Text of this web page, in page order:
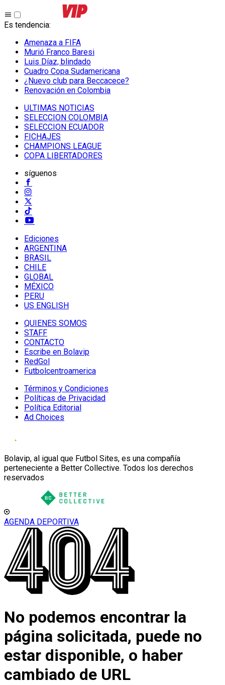
Es tendencia:
Amenaza a FIFA
Murió Franco Baresi
Luis Díaz, blindado
Cuadro Copa Sudamericana
¿Nuevo club para Beccacece?
Renovación en Colombia
ULTIMAS NOTICIAS
SELECCION COLOMBIA
SELECCION ECUADOR
FICHAJES
CHAMPIONS LEAGUE
COPA LIBERTADORES
síguenos
Ediciones
ARGENTINA
BRASIL
CHILE
GLOBAL
MÉXICO
PERU
US ENGLISH
QUIENES SOMOS
STAFF
CONTACTO
Escribe en Bolavip
RedGol
Futbolcentroamerica
Términos y Condiciones
Políticas de Privacidad
Política Editorial
Ad Choices
Bolavip, al igual que Futbol Sites, es una compañía
perteneciente a Better Collective. Todos los derechos
reservados
AGENDA DEPORTIVA
No podemos encontrar la
página solicitada, puede no
estar disponible, o haber
cambiado de URL